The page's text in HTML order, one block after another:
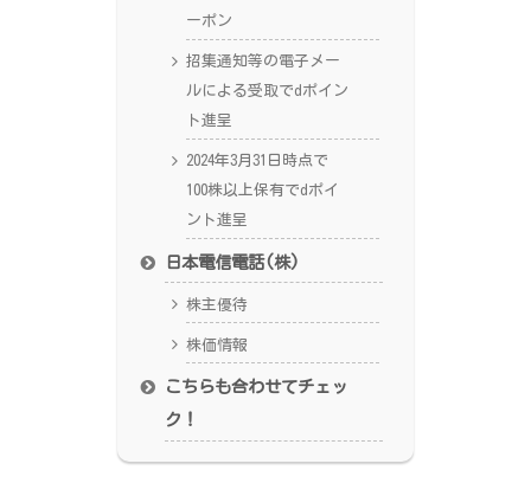
ーポン
招集通知等の電子メー
ルによる受取でdポイン
ト進呈
2024年3月31日時点で
100株以上保有でdポイ
ント進呈
日本電信電話(株)
株主優待
株価情報
こちらも合わせてチェッ
ク！